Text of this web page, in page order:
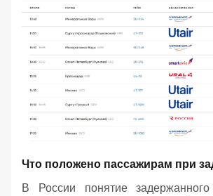
Что положено пассажирам при
В России понятие